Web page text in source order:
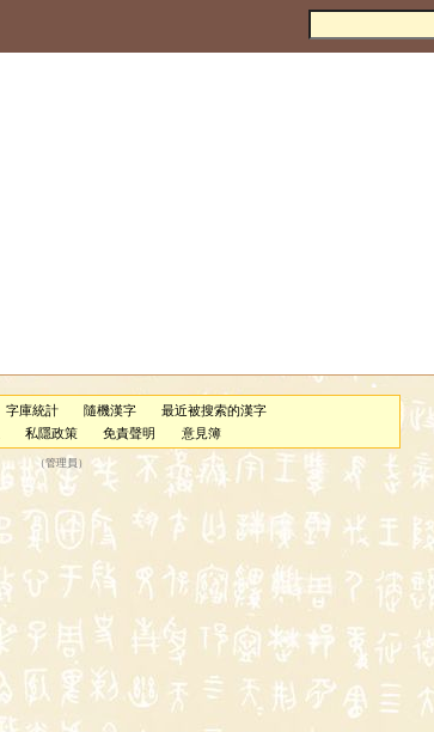
字庫統計 隨機漢字
最近被搜索的漢字
私隱政策 免責聲明 意見簿
（管理員 ）